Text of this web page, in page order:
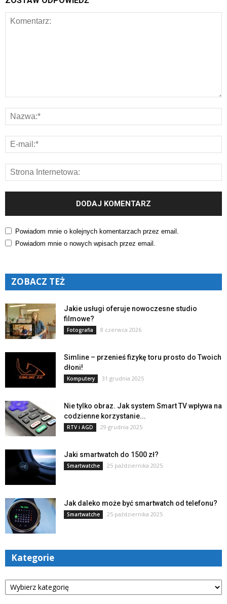
Powiadom mnie o kolejnych komentarzach przez email.
Powiadom mnie o nowych wpisach przez email.
ZOBACZ TEŻ
Jakie usługi oferuje nowoczesne studio
filmowe?
Fotografia 8 czerwca 2026
Simline – przenieś fizykę toru prosto do Twoich
dłoni!
Komputery 31 grudnia 2025
Nie tylko obraz. Jak system Smart TV wpływa na
codzienne korzystanie...
RTV i AGD 29 grudnia 2025
Jaki smartwatch do 1500 zł?
Smartwatche 25 października 2025
Jak daleko może być smartwatch od telefonu?
Smartwatche 25 października 2025
Kategorie
Kategorie